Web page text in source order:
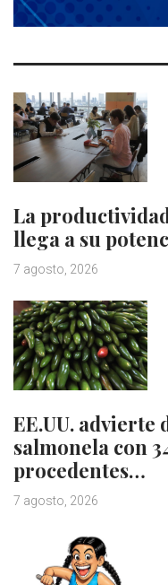
La
llega a su
7 agosto, 2026
EE.UU. advierte
salmonela con
procedentes…
7 agosto, 2026